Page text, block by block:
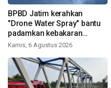
BPBD Jatim kerahkan
"Drone Water Spray" bantu
padamkan kebakaran
Bromo
Kamis, 6 Agustus 2026